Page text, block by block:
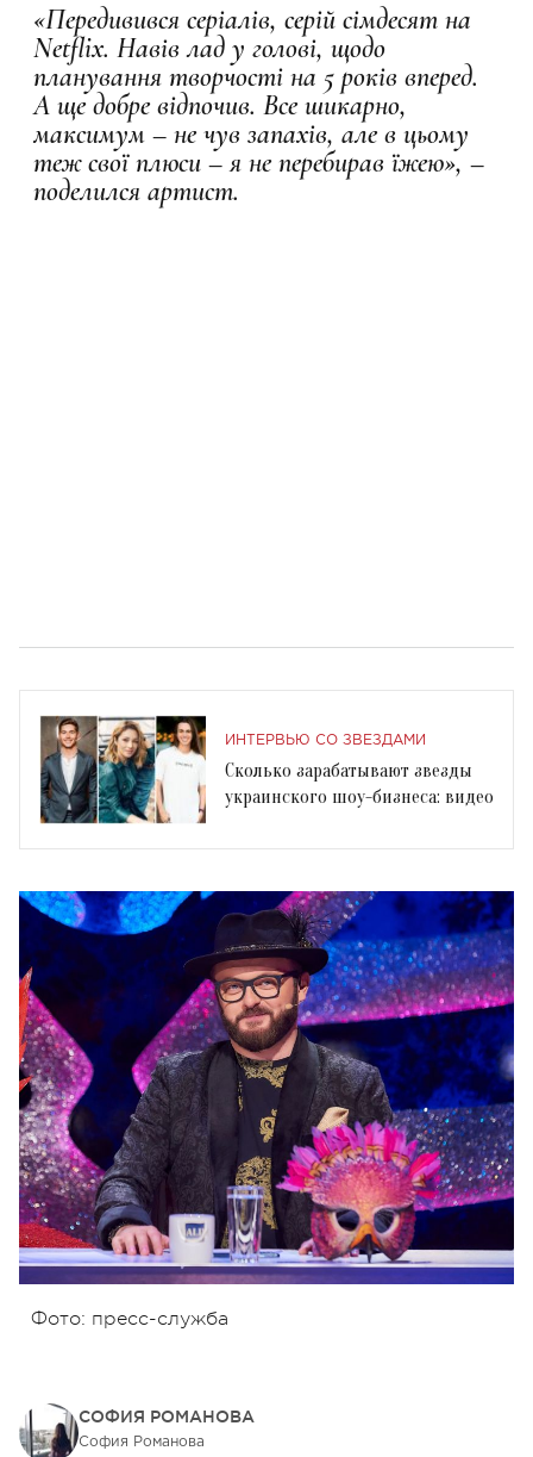
«Передивився серіалів, серій сімдесят на
Netflix. Навів лад у голові, щодо
планування творчості на 5 років вперед.
А ще добре відпочив. Все шикарно,
максимум – не чув запахів, але в цьому
теж свої плюси – я не перебирав їжею», –
поделился артист.
ИНТЕРВЬЮ СО ЗВЕЗДАМИ
Сколько зарабатывают звезды
украинского шоу-бизнеса: видео
Фото: пресс-служба
СОФИЯ РОМАНОВА
София Романова